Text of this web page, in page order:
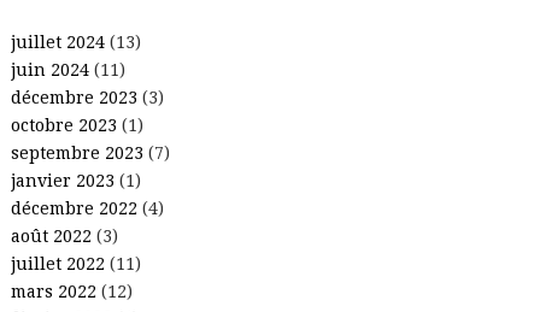
juillet 2024(13)
juin 2024(11)
décembre 2023 (3)
octobre 2023 (1)
septembre 2023 (7)
janvier 2023 (1)
décembre 2022 (4)
août 2022 (3)
juillet 2022 (11)
mars 2022 (12)